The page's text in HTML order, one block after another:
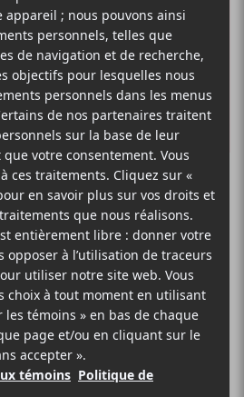
+MILEY CYRUS
It Out)
Miley Cyruslancent une
mais dans les faits cette